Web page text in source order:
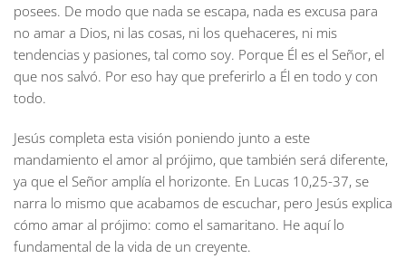
posees. De modo que nada se escapa, nada es excusa para
no amar a Dios, ni las cosas, ni los quehaceres, ni mis
tendencias y pasiones, tal como soy. Porque Él es el Señor, el
que nos salvó. Por eso hay que preferirlo a Él en todo y con
todo.
Jesús completa esta visión poniendo junto a este
mandamiento el amor al prójimo, que también será diferente,
ya que el Señor amplía el horizonte. En Lucas 10,25-37, se
narra lo mismo que acabamos de escuchar, pero Jesús explica
cómo amar al prójimo: como el samaritano. He aquí lo
fundamental de la vida de un creyente.